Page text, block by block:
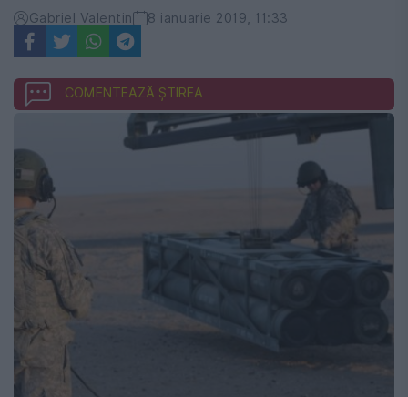
Gabriel Valentin 8 ianuarie 2019, 11:33
COMENTEAZĂ ȘTIREA